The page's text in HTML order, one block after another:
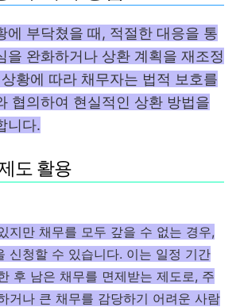
에 부닥쳤을 때, 적절한 대응을 통
을 완화하거나 상환 계획을 재조정
황에 따라 채무자는 법적 보호를
협의하여 현실적인 상환 방법을
니다.
도 활용
지만 채무를 모두 갚을 수 없는 경우,
신청할 수 있습니다. 이는 일정 기간
후 남은 채무를 면제받는 제도로, 주
거나 큰 채무를 감당하기 어려운 사람